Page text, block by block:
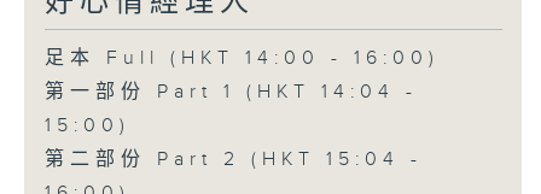
足本 Full (HKT 14:00 - 16:00)
第一部份 Part 1 (HKT 14:04 -
15:00)
第二部份 Part 2 (HKT 15:04 -